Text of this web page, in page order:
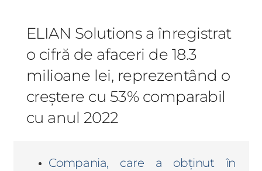
ELIAN Solutions a înregistrat
o cifră de afaceri de 18.3
milioane lei, reprezentând o
creștere cu 53% comparabil
cu anul 2022
Compania, care a obținut în